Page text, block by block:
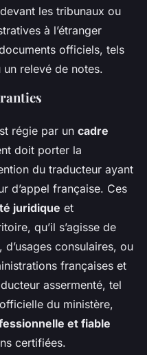
les tribunaux ou
à l’étranger
officiels, tels
un relevé de notes.
régie par un cadre
doit porter la
du traducteur ayant
d’appel française. Ces
juridique et
qu’il s’agisse de
consulaires, ou
françaises et
assermenté, tel
du ministère,
et fiable
certifiées.